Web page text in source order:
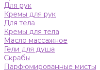
Для рук
Кремы для рук
Для тела
Кремы для тела
Масло массажное
Гели для душа
Скрабы
Парфюмированные мисты